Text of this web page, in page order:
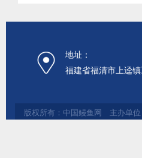
地址：
福建省福清市上迳
版权所有：中国鳗鱼网 主办单